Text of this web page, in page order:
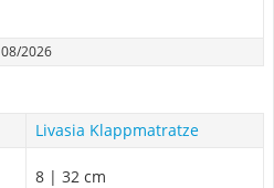
08/2026
Livasia Klappmatratze
8 | 32 cm